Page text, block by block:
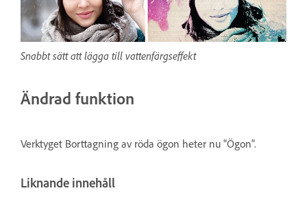
Snabbt sätt att lägga till vattenfärgseffekt
Ändrad funktion
Verktyget Borttagning av röda ögon heter nu "Ögon".
Liknande innehåll